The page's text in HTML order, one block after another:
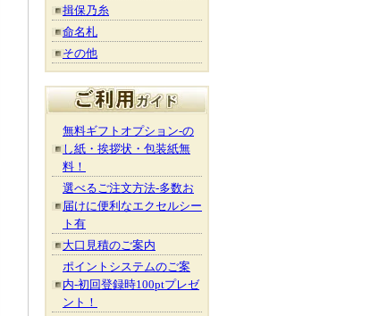
揖保乃糸
命名札
その他
無料ギフトオプション-の
し紙・挨拶状・包装紙無
料！
選べるご注文方法-多数お
届けに便利なエクセルシー
ト有
大口見積のご案内
ポイントシステムのご案
内-初回登録時100ptプレゼ
ント！